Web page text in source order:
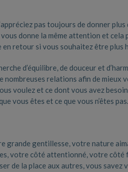
pas toujours de donner
donne la même attention et
retour si vous souhaitez être plus
d’équilibre, de douceur et
nombreuses relations afin de mieux
voulez et ce dont vous avez
vous êtes et ce que vous n’êtes pas.
grande gentillesse, votre nature
votre côté attentionné, votre côté
de la place aux autres, vous